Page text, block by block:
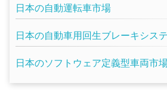
日本の自動運転車市場
日本の自動車用回生ブレーキシス
日本のソフトウェア定義型車両市